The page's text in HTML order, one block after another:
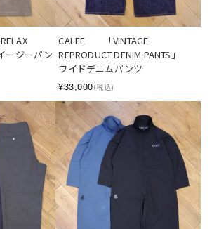
ージーパン
CALEE　　「VINTAGE
REPRODUCT DENIM PANTS」
ワイドデニムパンツ
¥33,000(税込)